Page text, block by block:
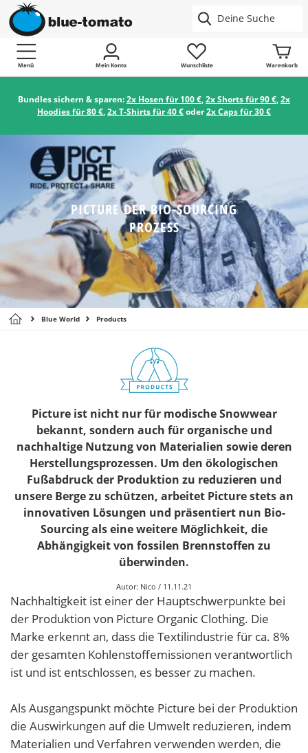
Menü Mein Konto Wunschliste Warenkorb
Bundles sichern & sparen:2x Hosen für 100 €,2x Shorts für 90 €,2x
Hoodies für 80 €,2x T-Shirts für 40 €oder2x Caps für 30 €
PICTURE DER BIO-SOURCING
PROZESS
Blue World Products
Picture ist nicht nur für modische Snowwear
bekannt, sondern auch für organische und
nachhaltige Nutzung von Materialien sowie deren
Herstellungsprozessen. Um den ökologischen
Fußabdruck der Produktion zu reduzieren und
unsere Berge zu schützen, arbeitet Picture stets an
innovativen Lösungen und präsentiert nun Bio-
Sourcing als eine weitere Möglichkeit, die
Abhängigkeit von fossilen Brennstoffen zu
überwinden.
Autor: Nico / 11.11.21
Nachhaltigkeit ist einer der Hauptschwerpunkte bei
der Produktion von Picture Organic Clothing. Die
Marke erkennt an, dass die Textilindustrie für ca. 8%
der gesamten Kohlenstoffemissionen verantwortlich
ist und ist entschlossen, es besser zu machen.
Als Ausgangspunkt möchte Picture bei der Produktion
die Auswirkungen auf die Umwelt reduzieren, indem
Materialien und Verfahren verwenden werden, die